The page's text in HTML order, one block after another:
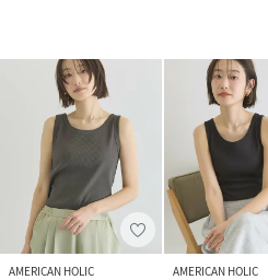
AMERICAN HOLIC
AMERICAN HOLIC